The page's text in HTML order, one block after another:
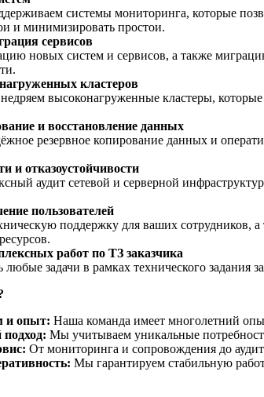
системы мониторинга, которые
и минимизировать простои.
сервисов
новых систем и сервисов, а также
кластеров
высоконагруженные кластеры,
и восстановление данных
резервное копирование данных и
и отказоустойчивости
аудит сетевой и серверной
пользователей
поддержку для ваших сотрудников,
работ по ТЗ заказчика
задачи в рамках технического
и опыт: Наша команда имеет многолетний
Мы учитываем уникальные
От мониторинга и сопровождения до
Мы гарантируем стабильную